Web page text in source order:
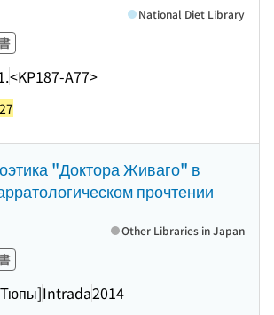
<KP187-A77>
National Diet Library
"Доктора Живаго" в
прочтении
Intrada2014
Other Libraries in Japan